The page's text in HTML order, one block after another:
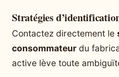
Stratégies
Contactez directement le
consommateur du
active lève toute